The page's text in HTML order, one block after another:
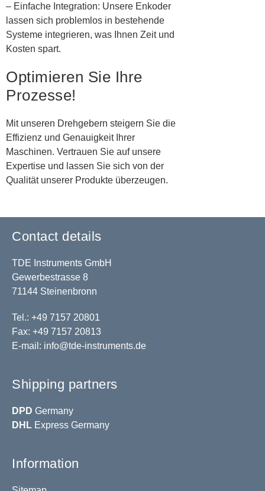
– Einfache Integration: Unsere Enkoder
lassen sich problemlos in bestehende
Systeme integrieren, was Ihnen Zeit und
Kosten spart.
Optimieren Sie Ihre
Prozesse!
Mit unseren Drehgebern steigern Sie die
Effizienz und Genauigkeit Ihrer
Maschinen. Vertrauen Sie auf unsere
Expertise und lassen Sie sich von der
Qualität unserer Produkte überzeugen.
Contact details
TDE Instruments GmbH
Gewerbestrasse 8
71144 Steinenbronn
Tel.: +49 7157 20801
Fax: +49 7157 20813
E-mail: info@tde-instruments.de
Shipping partners
DPD Germany
DHL Express Germany
Information